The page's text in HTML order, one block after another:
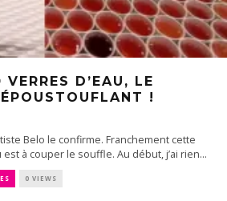
D’EAU, LE
!
Belo le confirme. Franchement cette
à couper le souffle. Au début, j’ai rien...
0 VIEWS